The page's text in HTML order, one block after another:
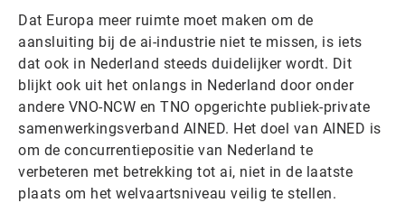
Dat Europa meer ruimte moet maken om de
aansluiting bij de ai-industrie niet te missen, is iets
dat ook in Nederland steeds duidelijker wordt. Dit
blijkt ook uit het onlangs in Nederland door onder
andere VNO-NCW en TNO opgerichte publiek-private
samenwerkingsverband AINED. Het doel van AINED is
om de concurrentiepositie van Nederland te
verbeteren met betrekking tot ai, niet in de laatste
plaats om het welvaartsniveau veilig te stellen.